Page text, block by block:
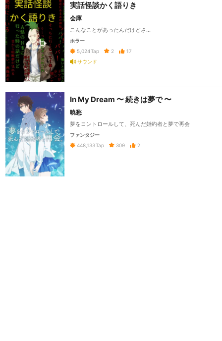
実話怪談かく語りき
会庫
こんなことがあったんだけどさ…
ホラー
5,024Tap 2
17
サウンド
In My Dream 〜 続きは夢で 〜
暁愁
夢をコントロールして、死んだ婚約者と夢で再会
ファンタジー
448,133Tap 309 2